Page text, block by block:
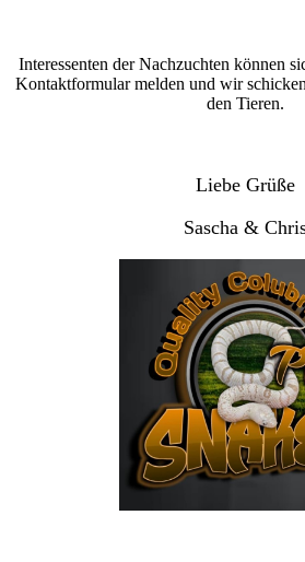
Interessenten der Nachzuchten können
Kontaktformular melden und wir
den Tieren.
Liebe Grüße
Sascha &